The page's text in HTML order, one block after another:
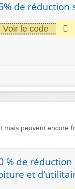
de réduction
Voir le code
mais peuvent encore
% de
et